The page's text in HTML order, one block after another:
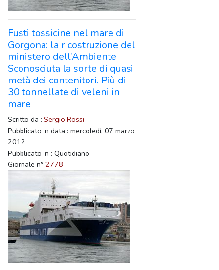
Fusti tossicine nel mare di
Gorgona: la ricostruzione del
ministero dell’Ambiente
Sconosciuta la sorte di quasi
metà dei contenitori. Più di
30 tonnellate di veleni in
mare
Scritto da : Sergio Rossi
Pubblicato in data : mercoledì, 07 marzo
2012
Pubblicato in : Quotidiano
Giornale n° 2778